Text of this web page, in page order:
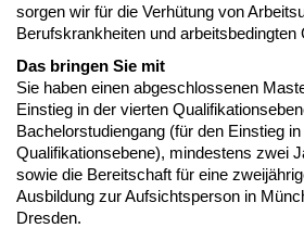
sorgen wir für die Verhütung von
Berufskrankheiten und arbeitsbedingten
Das bringen Sie mit
Sie haben einen abgeschlossenen
Einstieg in der vierten
Bachelorstudiengang (für den Einstieg
Qualifikationsebene), mindestens zwei
sowie die Bereitschaft für eine
Ausbildung zur Aufsichtsperson in
Dresden.